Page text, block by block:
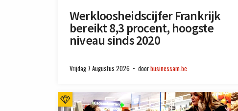
Werkloosheidscijfer Frankrijk
bereikt 8,3 procent, hoogste
niveau sinds 2020
Vrijdag 7 Augustus 2026 doorbusinessam.be